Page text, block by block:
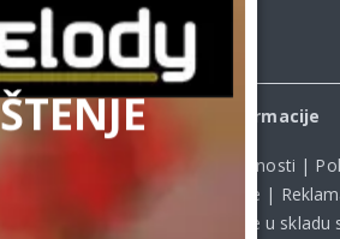
Kupovina na sajtu obavlja se u
Informacije
Politika privatnosti |
odustanak od kupovine |